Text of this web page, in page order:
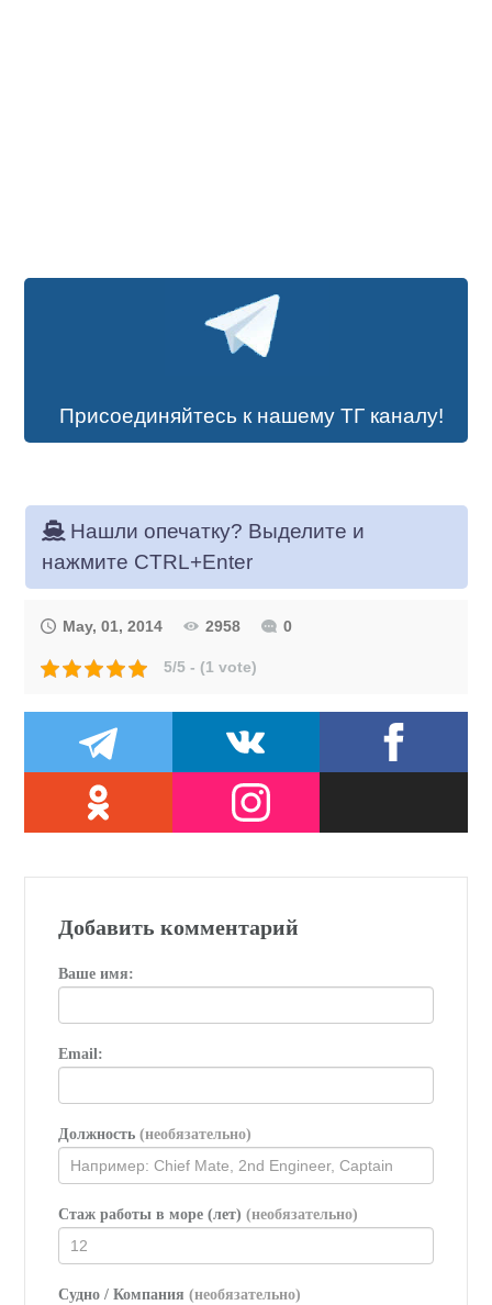
Присоединяйтесь к нашему ТГ каналу!
Нашли опечатку? Выделите и
нажмите CTRL+Enter
May, 01, 2014 2958 0
5/5 - (1 vote)
Добавить комментарий
Ваше имя:
Email:
Должность(необязательно)
Стаж работы в море (лет)(необязательно)
Судно / Компания(необязательно)